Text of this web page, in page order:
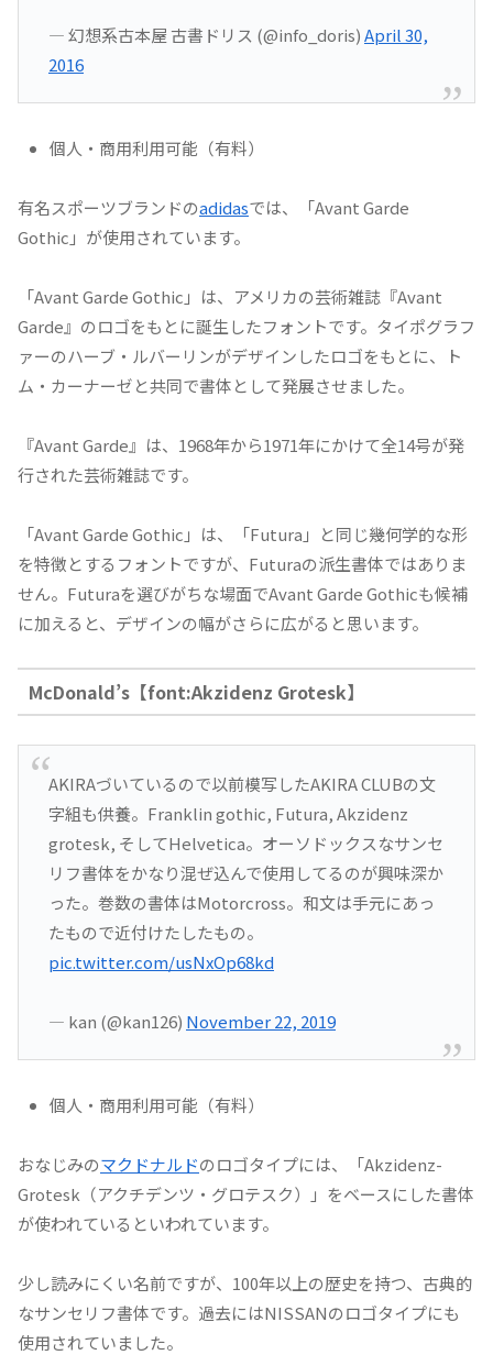
— 幻想系古本屋 古書ドリス (@info_doris)April 30,
2016
個人・商用利用可能（有料）
有名スポーツブランドのadidasでは、「Avant Garde
Gothic」が使用されています。
「Avant Garde Gothic」は、アメリカの芸術雑誌『Avant
Garde』のロゴをもとに誕生したフォントです。タイポグラフ
ァーのハーブ・ルバーリンがデザインしたロゴをもとに、ト
ム・カーナーゼと共同で書体として発展させました。
『Avant Garde』は、1968年から1971年にかけて全14号が発
行された芸術雑誌です。
「Avant Garde Gothic」は、「Futura」と同じ幾何学的な形
を特徴とするフォントですが、Futuraの派生書体ではありま
せん。Futuraを選びがちな場面でAvant Garde Gothicも候補
に加えると、デザインの幅がさらに広がると思います。
McDonald’s【font:Akzidenz Grotesk】
AKIRAづいているので以前模写したAKIRA CLUBの文
字組も供養。Franklin gothic, Futura, Akzidenz
grotesk, そしてHelvetica。オーソドックスなサンセ
リフ書体をかなり混ぜ込んで使用してるのが興味深か
った。巻数の書体はMotorcross。和文は手元にあっ
たもので近付けたしたもの。
pic.twitter.com/usNxOp68kd
— kan (@kan126) November 22, 2019
個人・商用利用可能（有料）
おなじみのマクドナルドのロゴタイプには、「Akzidenz-
Grotesk（アクチデンツ・グロテスク）」をベースにした書体
が使われているといわれています。
少し読みにくい名前ですが、100年以上の歴史を持つ、古典的
なサンセリフ書体です。過去にはNISSANのロゴタイプにも
使用されていました。